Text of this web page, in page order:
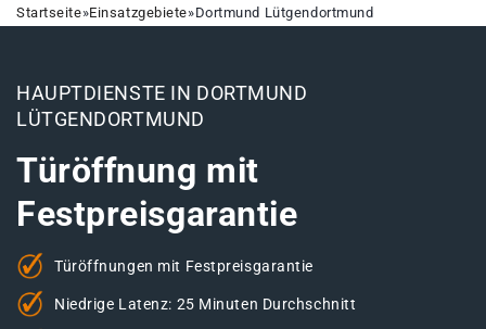
Startseite»Einsatzgebiete»Dortmund Lütgendortmund
HAUPTDIENSTE IN DORTMUND
LÜTGENDORTMUND
Türöffnung mit
Festpreisgarantie
Türöffnungen mit Festpreisgarantie
Niedrige Latenz: 25 Minuten Durchschnitt